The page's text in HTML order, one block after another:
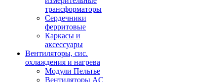
трансформаторы
Сердечники
ферритовые
Каркасы и
аксессуары
Вентиляторы, сис.
охлаждения и нагрева
Модули Пельтье
Вентиляторы AC